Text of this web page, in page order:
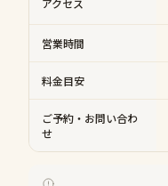
アクセス
営業時間
料金目安
ご予約・お問い合わ
せ